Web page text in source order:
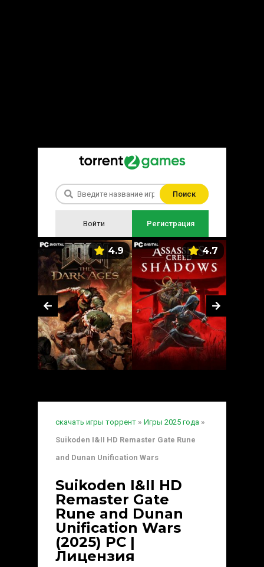
Поиск
Войти Регистрация
4.9 4.7
скачать игры торрент » Игры 2025 года »
Suikoden I&II HD Remaster Gate Rune
and Dunan Unification Wars
Suikoden I&II HD
Remaster Gate
Rune and Dunan
Unification Wars
(2025) PC |
Лицензия